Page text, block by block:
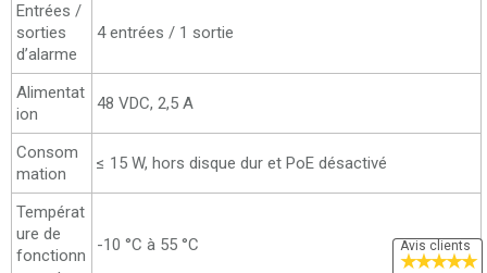
Entrées /
sorties
d’alarme
4 entrées / 1 sortie
Alimentat
ion
48 VDC, 2,5 A
Consom
mation
≤ 15 W, hors disque dur et PoE désactivé
Températ
ure de
fonctionn
-10 °C à 55 °C Avis clients
★★★★★